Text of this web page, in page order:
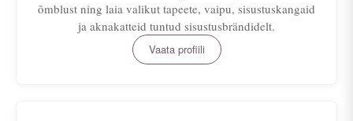
Vaata profiili
õmblust ning laia valikut tapeete, vaipu, sisustuskangaid
ja aknakatteid tuntud sisustusbrändidelt.